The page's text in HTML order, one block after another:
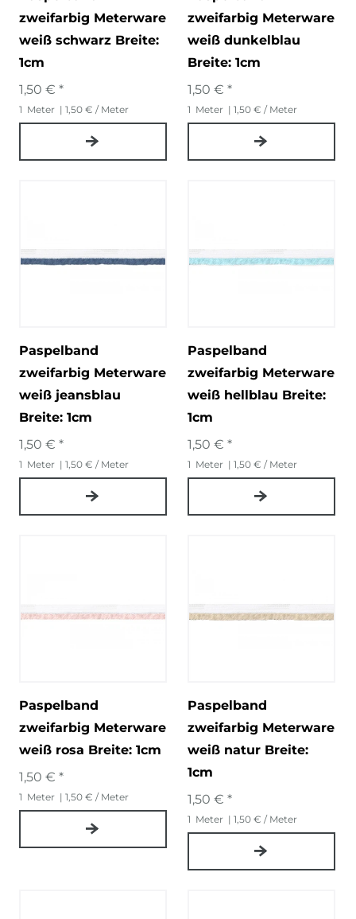
zweifarbig Meterware
weiß schwarz Breite:
1cm
1,50 € *
1 Meter | 1,50 € / Meter
zweifarbig Meterware
weiß dunkelblau
Breite: 1cm
1,50 € *
1 Meter | 1,50 € / Meter
Paspelband
zweifarbig Meterware
weiß jeansblau
Breite: 1cm
1,50 € *
1 Meter | 1,50 € / Meter
Paspelband
zweifarbig Meterware
weiß hellblau Breite:
1cm
1,50 € *
1 Meter | 1,50 € / Meter
Paspelband
zweifarbig Meterware
weiß rosa Breite: 1cm
1,50 € *
1 Meter | 1,50 € / Meter
Paspelband
zweifarbig Meterware
weiß natur Breite:
1cm
1,50 € *
1 Meter | 1,50 € / Meter